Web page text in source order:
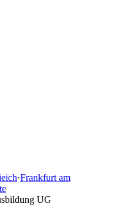
·Frankfurt am
UG